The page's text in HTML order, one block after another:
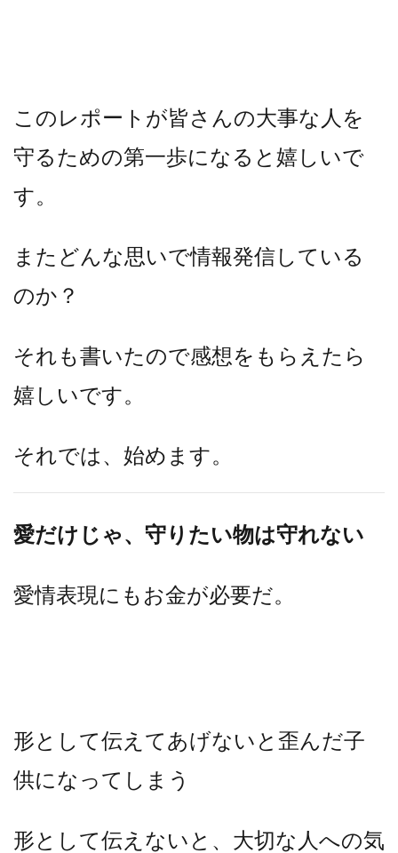
このレポートが皆さんの大事な人を
守るための第一歩になると嬉しいで
す。
またどんな思いで情報発信している
のか？
それも書いたので感想をもらえたら
嬉しいです。
それでは、始めます。
愛だけじゃ、守りたい物は守れない
愛情表現にもお金が必要だ。
形として伝えてあげないと歪んだ子
供になってしまう
形として伝えないと、大切な人への気